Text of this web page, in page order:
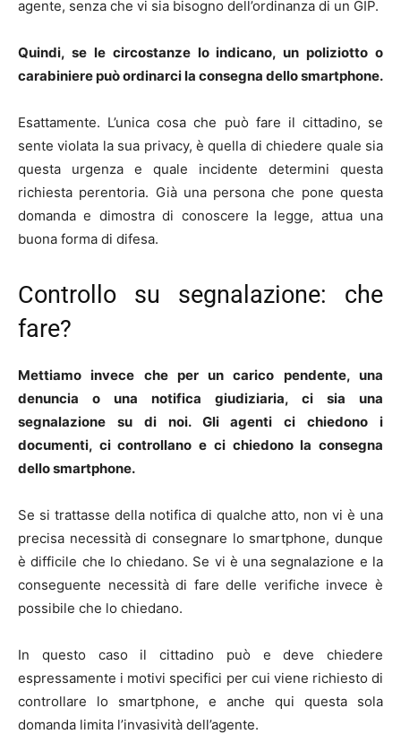
agente, senza che vi sia bisogno dell’ordinanza di un GIP.
Quindi, se le circostanze lo indicano, un poliziotto o
carabiniere può ordinarci la consegna dello smartphone.
Esattamente. L’unica cosa che può fare il cittadino, se
sente violata la sua privacy, è quella di chiedere quale sia
questa urgenza e quale incidente determini questa
richiesta perentoria. Già una persona che pone questa
domanda e dimostra di conoscere la legge, attua una
buona forma di difesa.
Controllo su segnalazione: che
fare?
Mettiamo invece che per un carico pendente, una
denuncia o una notifica giudiziaria, ci sia una
segnalazione su di noi. Gli agenti ci chiedono i
documenti, ci controllano e ci chiedono la consegna
dello smartphone.
Se si trattasse della notifica di qualche atto, non vi è una
precisa necessità di consegnare lo smartphone, dunque
è difficile che lo chiedano. Se vi è una segnalazione e la
conseguente necessità di fare delle verifiche invece è
possibile che lo chiedano.
In questo caso il cittadino può e deve chiedere
espressamente i motivi specifici per cui viene richiesto di
controllare lo smartphone, e anche qui questa sola
domanda limita l’invasività dell’agente.